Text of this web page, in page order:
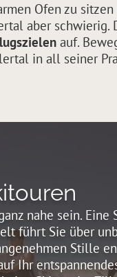
Ofen zu
aber schwierig.
auf.
in all seiner
nahe sein. Eine
führt Sie über
Stille
Ihr